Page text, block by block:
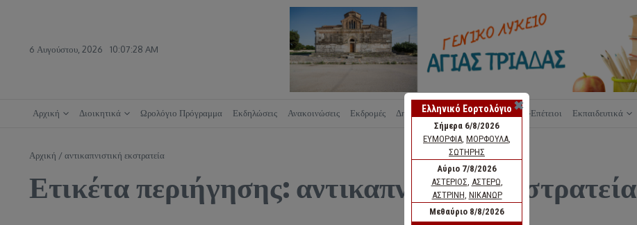
6 Αυγούστου, 2026 10:07:29 AM
Αρχική Διοικητικά Ωρολόγιο Πρόγραμμα Εκδηλώσεις Ανακοινώσεις Εκδρομές Δημιουργίες Νομοθεσία Εορτές-Επέτειοι Εκπαιδευτικά
Αρχική /αντικαπνιστική εκστρατεία
Ετικέτα περιήγησης: αντικαπνιστική εκστρατεία
✖